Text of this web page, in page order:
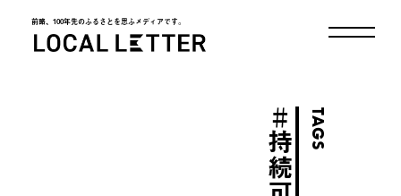
前略、100年先のふるさとを思ふメディアです。
TAGS
＃